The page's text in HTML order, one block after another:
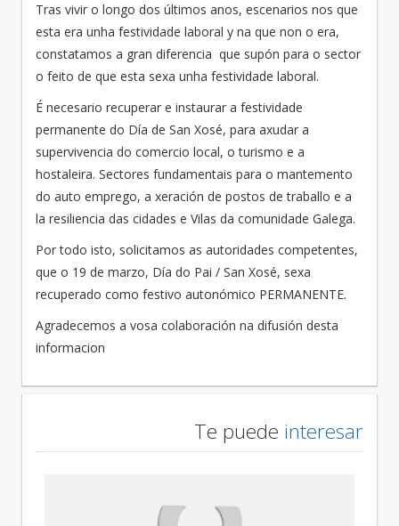
Tras vivir o longo dos últimos anos, escenarios nos que
esta era unha festividade laboral y na que non o era,
constatamos a gran diferencia que supón para o sector
o feito de que esta sexa unha festividade laboral.
É necesario recuperar e instaurar a festividade
permanente do Día de San Xosé, para axudar a
supervivencia do comercio local, o turismo e a
hostaleira. Sectores fundamentais para o mantemento
do auto emprego, a xeración de postos de traballo e a
la resiliencia das cidades e Vilas da comunidade Galega.
Por todo isto, solicitamos as autoridades competentes,
que o 19 de marzo, Día do Pai / San Xosé, sexa
recuperado como festivo autonómico PERMANENTE.
Agradecemos a vosa colaboración na difusión desta
informacion
Te puede interesar